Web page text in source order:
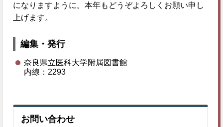
になりますように。本年もどうぞよろしくお願い申し
上げます。
編集・発行
奈良県立医科大学附属図書館
内線：2293
お問い合わせ